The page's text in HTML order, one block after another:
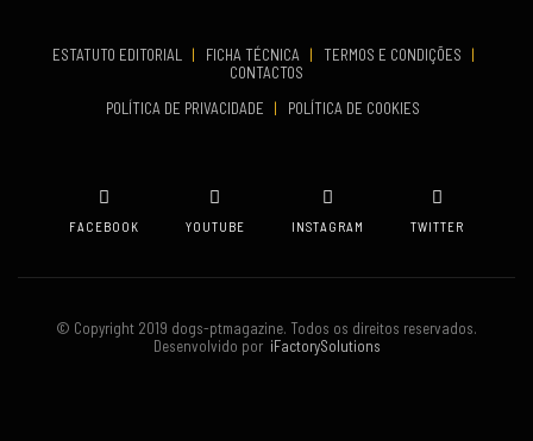
ESTATUTO EDITORIAL | FICHA TÉCNICA | TERMOS E CONDIÇÕES
|
CONTACTOS
POLÍTICA DE PRIVACIDADE
| POLÍTICA DE COOKIES
FACEBOOK YOUTUBE INSTAGRAM TWITTER
© Copyright 2019 dogs-ptmagazine. Todos os direitos reservados.
Desenvolvido poriFactorySolutions